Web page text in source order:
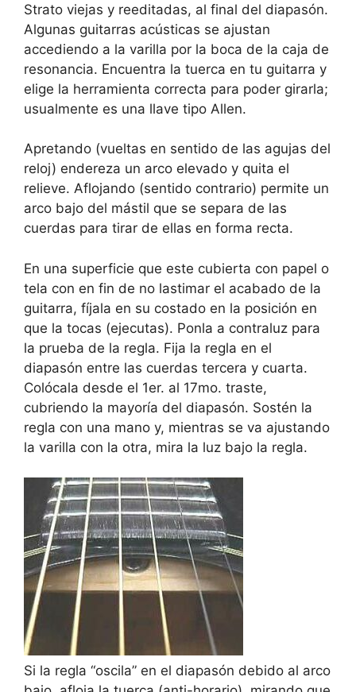
Strato viejas y reeditadas, al final del diapasón.
Algunas guitarras acústicas se ajustan
accediendo a la varilla por la boca de la caja de
resonancia. Encuentra la tuerca en tu guitarra y
elige la herramienta correcta para poder girarla;
usualmente es una llave tipo Allen.
Apretando (vueltas en sentido de las agujas del
reloj) endereza un arco elevado y quita el
relieve. Aflojando (sentido contrario) permite un
arco bajo del mástil que se separa de las
cuerdas para tirar de ellas en forma recta.
En una superficie que este cubierta con papel o
tela con en fin de no lastimar el acabado de la
guitarra, fíjala en su costado en la posición en
que la tocas (ejecutas). Ponla a contraluz para
la prueba de la regla. Fija la regla en el
diapasón entre las cuerdas tercera y cuarta.
Colócala desde el 1er. al 17mo. traste,
cubriendo la mayoría del diapasón. Sostén la
regla con una mano y, mientras se va ajustando
la varilla con la otra, mira la luz bajo la regla.
Si la regla “oscila” en el diapasón debido al arco